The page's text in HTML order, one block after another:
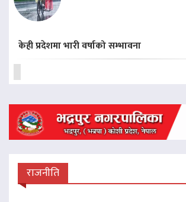
केही प्रदेशमा भारी वर्षाको सम्भावना
राजनीति